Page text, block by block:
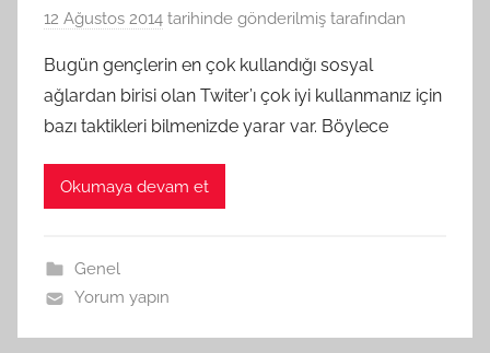
12 Ağustos 2014 tarihinde gönderilmiş tarafından
Bugün gençlerin en çok kullandığı sosyal
ağlardan birisi olan Twiter’ı çok iyi kullanmanız için
bazı taktikleri bilmenizde yarar var. Böylece
Okumaya devam et
Genel
Yorum yapın